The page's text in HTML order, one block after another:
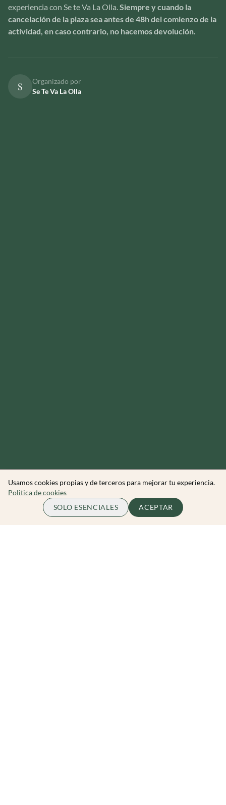
experiencia con Se te Va La Olla.Siempre y cuando la
cancelación de la plaza sea antes de 48h del comienzo de la
actividad, en caso contrario, no hacemos devolución.
S
Organizado por
Se Te Va La Olla
70.00 EUR ME APUNTO
Usamos cookies propias y de terceros para mejorar tu experiencia.
Politica de cookies
SOLO ESENCIALES
ACEPTAR